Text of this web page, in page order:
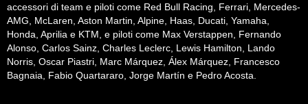
accessori di team e piloti come Red Bull Racing, Ferrari, Mercedes-
AMG, McLaren, Aston Martin, Alpine, Haas, Ducati, Yamaha,
Honda, Aprilia e KTM, e piloti come Max Verstappen, Fernando
Alonso, Carlos Sainz, Charles Leclerc, Lewis Hamilton, Lando
Norris, Oscar Piastri, Marc Márquez, Álex Márquez, Francesco
Bagnaia, Fabio Quartararo, Jorge Martín e Pedro Acosta.